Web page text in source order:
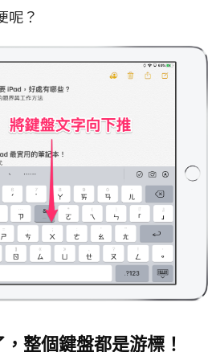
呢？
整個鍵盤都是游標！